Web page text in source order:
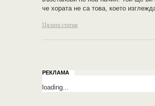
че хората не са това, което
Цялата статия
РЕКЛАМА
loading...